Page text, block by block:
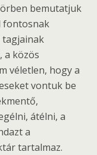
bemutatjuk
fontosnak
tagjainak
a közös
véletlen, hogy a
vontuk be
átélni, a
a
tartalmaz.